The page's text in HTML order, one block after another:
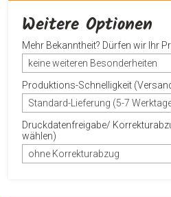
Weitere Optionen
Mehr Bekanntheit? Dürfen wir Ihr
keine weiteren Besonderheiten
Produktions-Schnelligkeit
Standard-Lieferung (5-7
Druckdatenfreigabe/
wählen)
ohne Korrekturabzug